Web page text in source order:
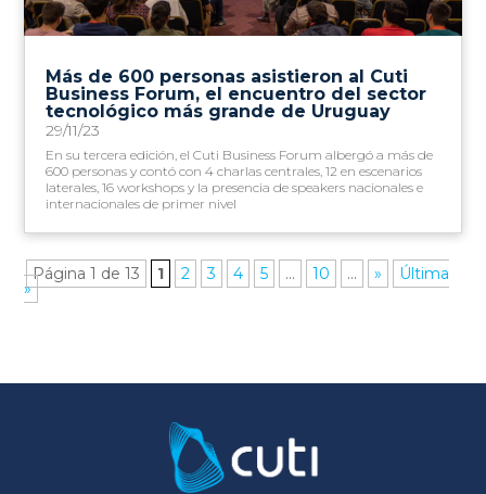
Más de 600 personas asistieron al Cuti
Business Forum, el encuentro del sector
tecnológico más grande de Uruguay
29/11/23
En su tercera edición, el Cuti Business Forum albergó a más de
600 personas y contó con 4 charlas centrales, 12 en escenarios
laterales, 16 workshops y la presencia de speakers nacionales e
internacionales de primer nivel
Página 1 de 13 1 2 3 4 5 ... 10 ... » Última
»